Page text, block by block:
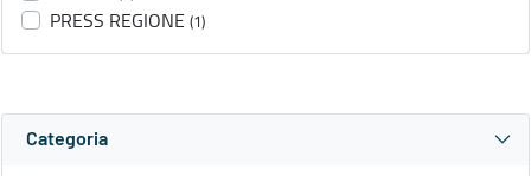
PRESS REGIONE (1)
Categoria